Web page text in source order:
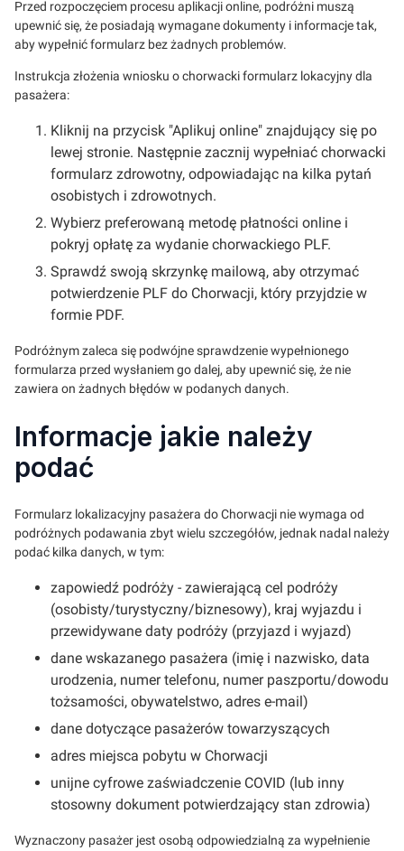
Przed rozpoczęciem procesu aplikacji online, podróżni muszą
upewnić się, że posiadają wymagane dokumenty i informacje tak,
aby wypełnić formularz bez żadnych problemów.
Instrukcja złożenia wniosku o chorwacki formularz lokacyjny dla
pasażera:
Kliknij na przycisk "Aplikuj online" znajdujący się po
lewej stronie. Następnie zacznij wypełniać chorwacki
formularz zdrowotny, odpowiadając na kilka pytań
osobistych i zdrowotnych.
Wybierz preferowaną metodę płatności online i
pokryj opłatę za wydanie chorwackiego PLF.
Sprawdź swoją skrzynkę mailową, aby otrzymać
potwierdzenie PLF do Chorwacji, który przyjdzie w
formie PDF.
Podróżnym zaleca się podwójne sprawdzenie wypełnionego
formularza przed wysłaniem go dalej, aby upewnić się, że nie
zawiera on żadnych błędów w podanych danych.
Informacje jakie należy
podać
Formularz lokalizacyjny pasażera do Chorwacji nie wymaga od
podróżnych podawania zbyt wielu szczegółów, jednak nadal należy
podać kilka danych, w tym:
zapowiedź podróży - zawierającą cel podróży
(osobisty/turystyczny/biznesowy), kraj wyjazdu i
przewidywane daty podróży (przyjazd i wyjazd)
dane wskazanego pasażera (imię i nazwisko, data
urodzenia, numer telefonu, numer paszportu/dowodu
tożsamości, obywatelstwo, adres e-mail)
dane dotyczące pasażerów towarzyszących
adres miejsca pobytu w Chorwacji
unijne cyfrowe zaświadczenie COVID (lub inny
stosowny dokument potwierdzający stan zdrowia)
Wyznaczony pasażer jest osobą odpowiedzialną za wypełnienie